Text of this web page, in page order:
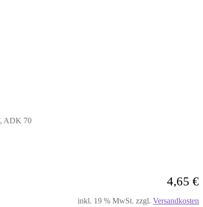
ADK 70
4,65 €
inkl. 19 % MwSt. zzgl. Versandkosten